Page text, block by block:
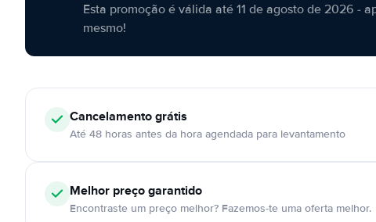
Esta promoção é válida até 11 de agosto de 2026 -
mesmo!
Cancelamentográtis
Até 48 horas antes da hora agendada para levantamento
Melhor preço garantido
Encontraste um preço melhor? Fazemos-te uma oferta melhor.